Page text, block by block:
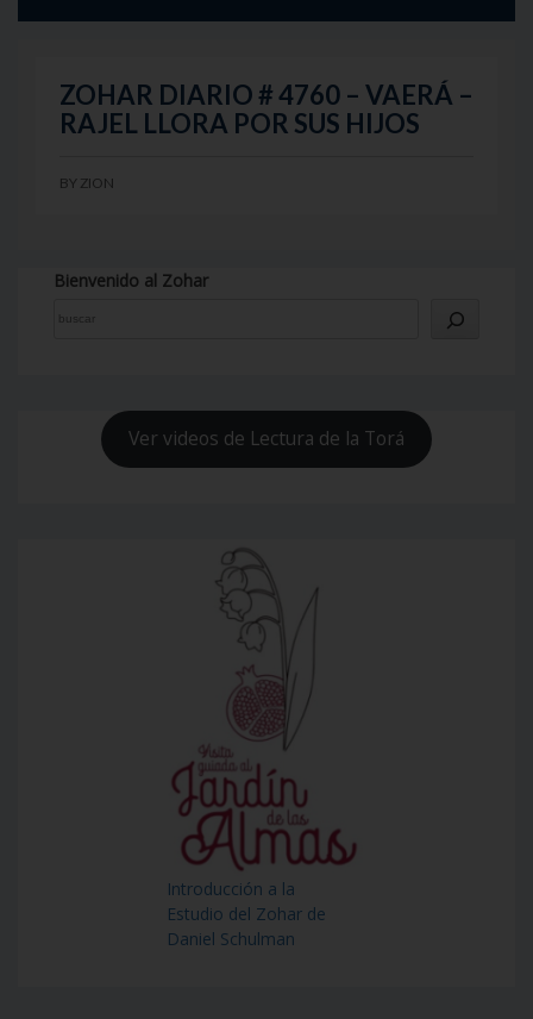
ZOHAR DIARIO # 4760 – VAERÁ –
RAJEL LLORA POR SUS HIJOS
BY ZION
Bienvenido al Zohar
Ver videos de Lectura de la Torá
Introducción a la
Estudio del Zohar de
Daniel Schulman